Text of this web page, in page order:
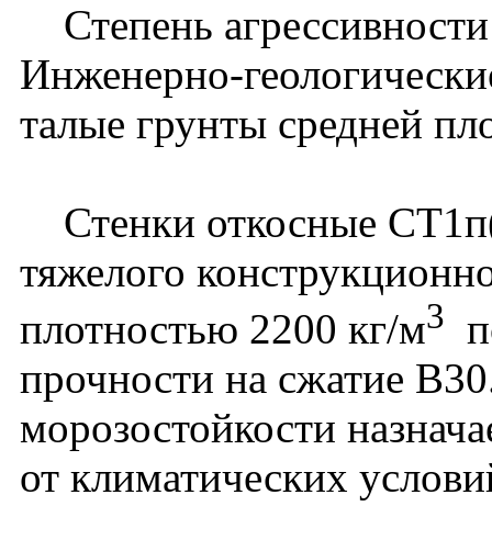
Степень
Инженерно-
талые грунты средней
Стенки откосные
тяжелого
плотностью 2200 кг/м3
прочности на сжатие
морозостойкости
от климатических